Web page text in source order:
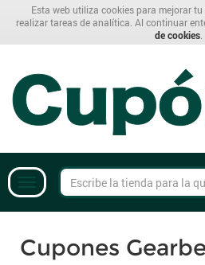
Esta web utiliza cookies para mejorar
realizar tareas de analítica. Al continuar
de cookies
Cupones